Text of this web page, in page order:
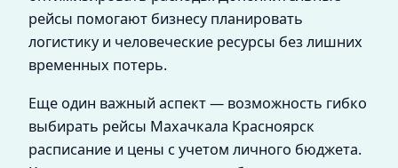
рейсы помогают бизнесу планировать
логистику и человеческие ресурсы без лишних
временных потерь.
Еще один важный аспект — возможность гибко
выбирать рейсы Махачкала Красноярск
расписание и цены с учетом личного бюджета.